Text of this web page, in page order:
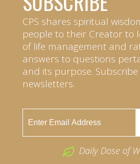
CPS shares spiritual
people to their Creator to
of life management and
answers to questions
and its purpose.
newsletters.
Daily Dose of